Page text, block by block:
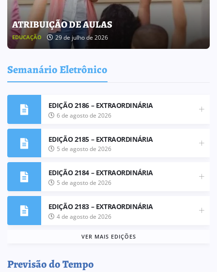
BOLETIM INFORMATIVO 238
BOLETIM INFORMATIVO 25 de julho de 2026
Semanário Eletrônico
EDIÇÃO 2186 – EXTRAORDINÁRIA
6 de agosto de 2026
EDIÇÃO 2185 – EXTRAORDINÁRIA
5 de agosto de 2026
EDIÇÃO 2184 – EXTRAORDINÁRIA
5 de agosto de 2026
EDIÇÃO 2183 – EXTRAORDINÁRIA
4 de agosto de 2026
VER MAIS EDIÇÕES
Previsão do Tempo